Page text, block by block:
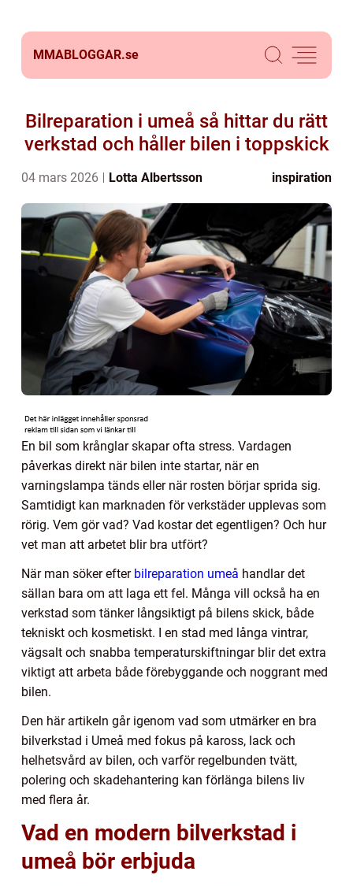
MMABLOGGAR.se
Bilreparation i umeå så hittar du rätt
verkstad och håller bilen i toppskick
04 mars 2026 Lotta Albertsson inspiration
En bil som krånglar skapar ofta stress. Vardagen
påverkas direkt när bilen inte startar, när en
varningslampa tänds eller när rosten börjar sprida sig.
Samtidigt kan marknaden för verkstäder upplevas som
rörig. Vem gör vad? Vad kostar det egentligen? Och hur
vet man att arbetet blir bra utfört?
När man söker efter bilreparation umeå handlar det
sällan bara om att laga ett fel. Många vill också ha en
verkstad som tänker långsiktigt på bilens skick, både
tekniskt och kosmetiskt. I en stad med långa vintrar,
vägsalt och snabba temperaturskiftningar blir det extra
viktigt att arbeta både förebyggande och noggrant med
bilen.
Den här artikeln går igenom vad som utmärker en bra
bilverkstad i Umeå med fokus på kaross, lack och
helhetsvård av bilen, och varför regelbunden tvätt,
polering och skadehantering kan förlänga bilens liv
med flera år.
Vad en modern bilverkstad i
umeå bör erbjuda